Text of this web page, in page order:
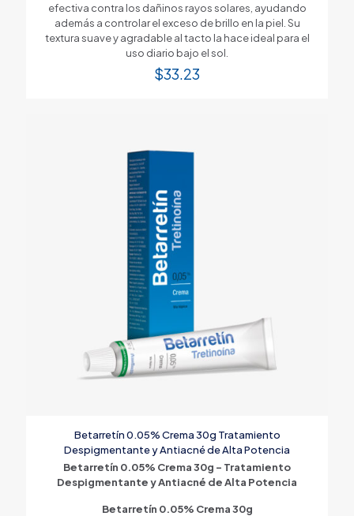
efectiva contra los dañinos rayos solares, ayudando
además a controlar el exceso de brillo en la piel. Su
textura suave y agradable al tacto la hace ideal para el
uso diario bajo el sol.
$33.23
Betarretín 0.05% Crema 30g Tratamiento
Despigmentante y Antiacné de Alta Potencia
Betarretín 0.05% Crema 30g – Tratamiento
Despigmentante y Antiacné de Alta Potencia
Betarretín 0.05% Crema 30g